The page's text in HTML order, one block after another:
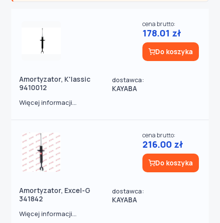
Amortyzator, K'lassic
9410012
dostawca:
KAYABA
cena brutto:
178.01 zł
Do koszyka
Więcej informacji...
Amortyzator, Excel-G
341842
dostawca:
KAYABA
cena brutto:
216.00 zł
Do koszyka
Więcej informacji...